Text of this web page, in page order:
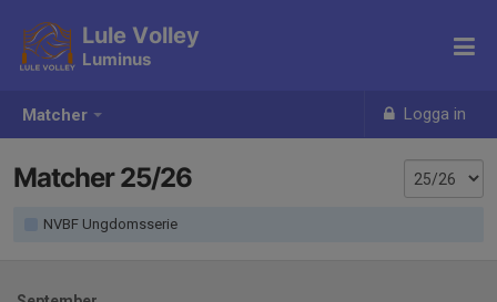
Matcher Logga in
Lule Volley
Luminus
Matcher 25/26
NVBF Ungdomsserie